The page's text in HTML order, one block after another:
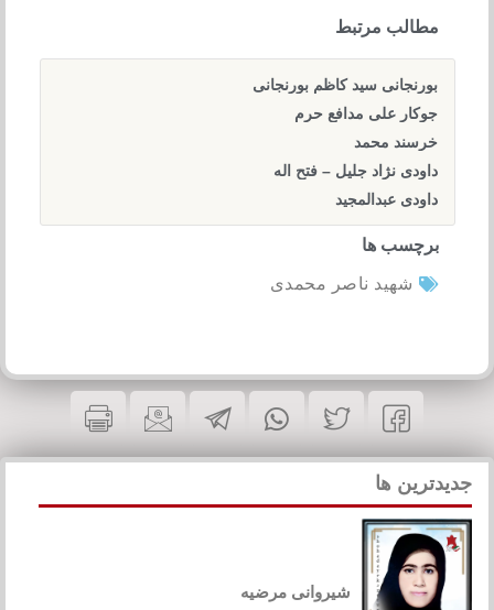
مطالب مرتبط
بورنجانی سید کاظم بورنجانی
جوکار علی مدافع حرم
خرسند محمد
داودی نژاد جلیل – فتح اله
داودی عبدالمجید
برچسب ها
شهید ناصر محمدی
جدیدترین ها
شیروانی مرضیه